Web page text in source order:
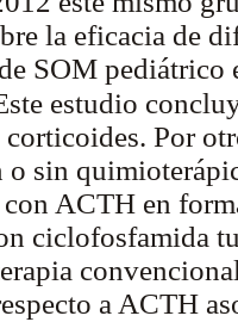
la eficacia de
SOM pediátrico
estudio
corticoides. Por
sin
ACTH en
ciclofosfamida
a ACTH